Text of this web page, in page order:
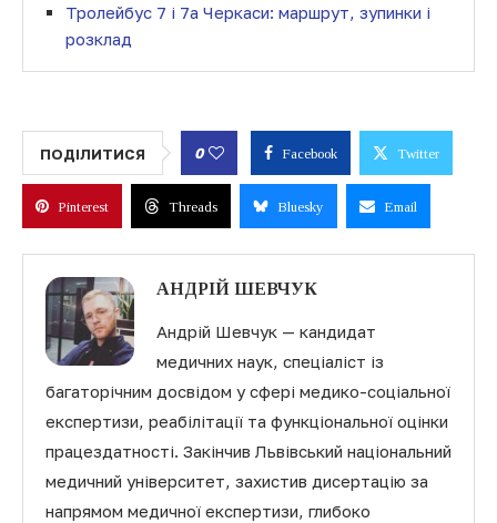
Тролейбус 7 і 7а Черкаси: маршрут, зупинки і
розклад
ПОДІЛИТИСЯ 0 Facebook Twitter
Pinterest Threads Bluesky Email
АНДРІЙ ШЕВЧУК
Андрій Шевчук — кандидат
медичних наук, спеціаліст із
багаторічним досвідом у сфері медико-соціальної
експертизи, реабілітації та функціональної оцінки
працездатності. Закінчив Львівський національний
медичний університет, захистив дисертацію за
напрямом медичної експертизи, глибоко